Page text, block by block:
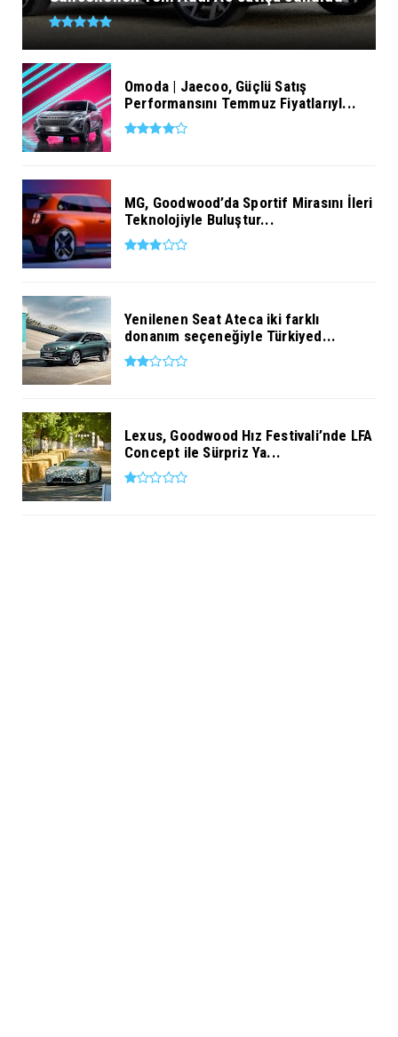
Omoda | Jaecoo, Güçlü Satış
Performansını Temmuz Fiyatlarıyl...
MG, Goodwood’da Sportif Mirasını İleri
Teknolojiyle Buluştur...
Yenilenen Seat Ateca iki farklı
donanım seçeneğiyle Türkiyed...
Lexus, Goodwood Hız Festivali’nde LFA
Concept ile Sürpriz Ya...